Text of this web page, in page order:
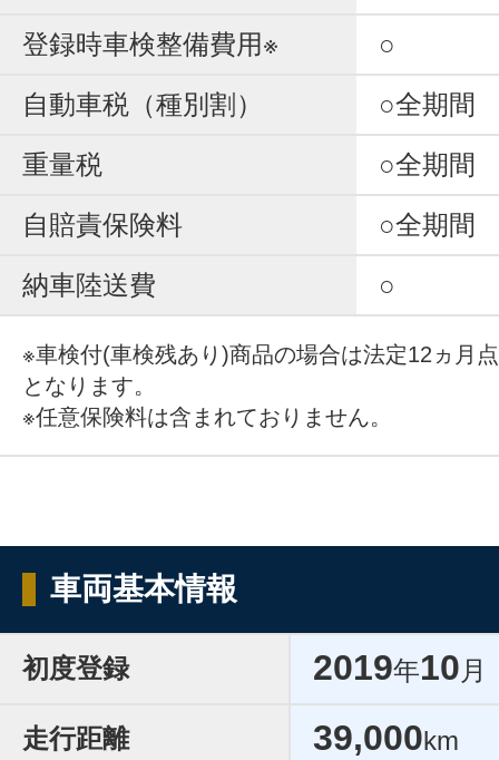
登録時車検整備費用※
○
自動車税（種別割）
○全期間
重量税
○全期間
自賠責保険料
○全期間
納車陸送費
○
※車検付(車検残あり)商品の場合は法定12ヵ月
となります。
※任意保険料は含まれておりません。
車両基本情報
初度登録 2019年10 月
走行距離 39,000km